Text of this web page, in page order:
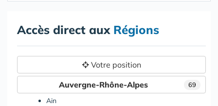
Accès direct aux Régions
Votre position
69
Auvergne-Rhône-Alpes
Ain